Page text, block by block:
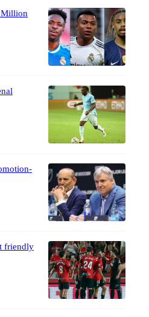
Million
friendly